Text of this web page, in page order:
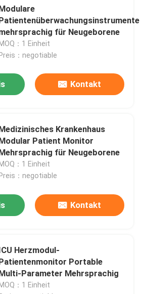
für Neugeborene
：1 Einheit
：negotiable
Kontakt
Krankenhaus
Patient Monitor
für Neugeborene
MOQ：1 Einheit
Preis：negotiable
Kontakt
Herzmodul-
Portable
Parameter Mehrsprachig
MOQ：1 Einheit